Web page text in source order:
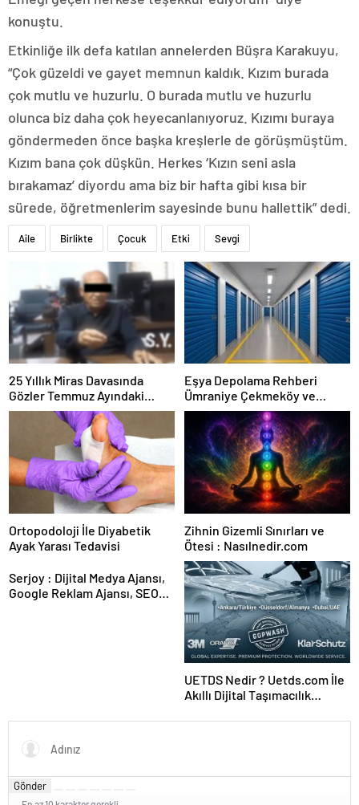
konuştu.
Etkinliğe ilk defa katılan annelerden Büşra Karakuyu,
“Çok güzeldi ve gayet memnun kaldık. Kızım burada
çok mutlu ve huzurlu. O burada mutlu ve huzurlu
olunca biz daha çok heyecanlanıyoruz. Kızımı buraya
göndermeden önce başka kreşlerle de görüşmüştüm.
Kızım bana çok düşkün. Herkes ‘Kızın seni asla
bırakamaz’ diyordu ama biz bir hafta gibi kısa bir
sürede, öğretmenlerim sayesinde bunu hallettik” dedi.
Aile Birlikte Çocuk Etki Sevgi
25 Yıllık Miras Davasında
Gözler Temmuz Ayındaki
Karar Duruşmasına Çevrildi
Eşya Depolama Rehberi
Ümraniye Çekmeköy ve
Kadıköy
Ortopodoloji İle Diyabetik
Ayak Yarası Tedavisi
Zihnin Gizemli Sınırları ve
Ötesi : Nasılnedir.com
Serjoy : Dijital Medya Ajansı,
Google Reklam Ajansı, SEO
UETDS Nedir ? Uetds.com İle
Akıllı Dijital Taşımacılık
Gönder